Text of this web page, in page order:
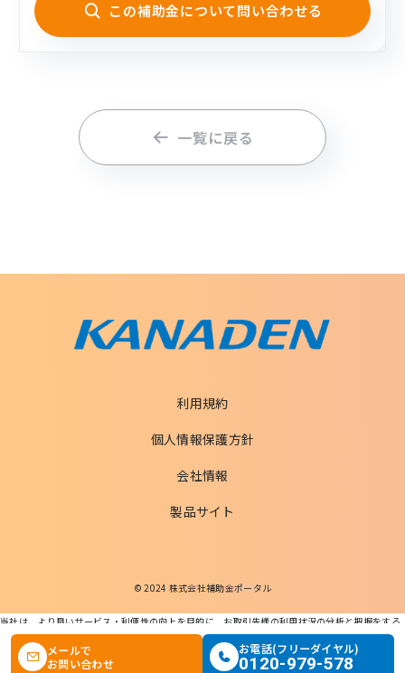
メールで
お問い合わせ
お電話(フリーダイヤル)
0120-979-578
この条件で検索する
この補助金について問い合わせる
一覧に戻る
利用規約
個人情報保護方針
会社情報
製品サイト
© 2024 株式会社補助金ポータル
当社は、より良いサービス・利便性の向上を目的に、お取引先様の利用状況の分析と把握をする
ためCookieを利用します。
本ウェブサイトを利用することで、Cookieの使用に同意するものとします。
個人情報の適正な取扱いに関する基本方針